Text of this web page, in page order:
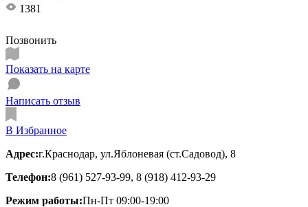
1381
Позвонить
Показать на карте
Написать отзыв
В Избранное
Адрес:г.Краснодар, ул.Яблоневая (ст.Садовод), 8
Телефон:8 (961) 527-93-99, 8 (918) 412-93-29
Режим работы:Пн-Пт 09:00-19:00